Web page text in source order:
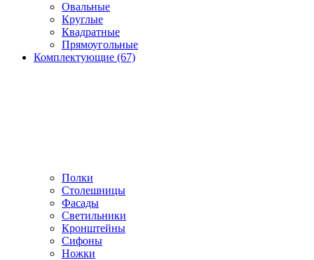
Овальные
Круглые
Квадратные
Прямоугольные
Комплектующие (67)
Полки
Столешницы
Фасады
Светильники
Кронштейны
Сифоны
Ножки